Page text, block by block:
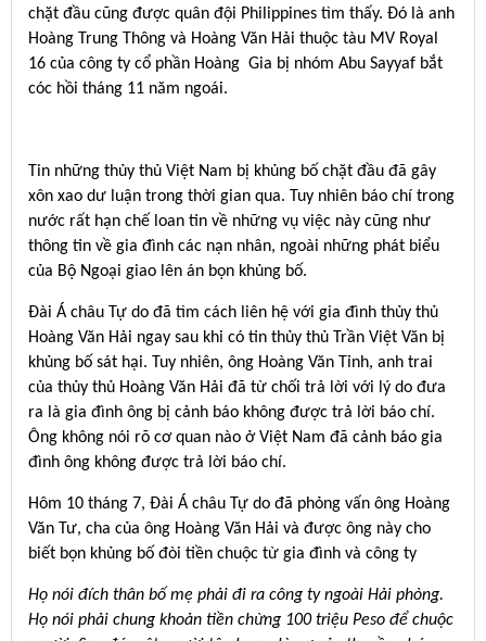
chặt đầu cũng được quân đội Philippines tìm thấy. Đó là anh
Hoàng Trung Thông và Hoàng Văn Hải thuộc tàu MV Royal
16 của công ty cổ phần Hoàng Gia bị nhóm Abu Sayyaf bắt
cóc hồi tháng 11 năm ngoái.
Tin những thủy thủ Việt Nam bị khủng bố chặt đầu đã gây
xôn xao dư luận trong thời gian qua. Tuy nhiên báo chí trong
nước rất hạn chế loan tin về những vụ việc này cũng như
thông tin về gia đình các nạn nhân, ngoài những phát biểu
của Bộ Ngoại giao lên án bọn khủng bố.
Đài Á châu Tự do đã tìm cách liên hệ với gia đình thủy thủ
Hoàng Văn Hải ngay sau khi có tin thủy thủ Trần Việt Văn bị
khủng bố sát hại. Tuy nhiên, ông Hoàng Văn Tỉnh, anh trai
của thủy thủ Hoàng Văn Hải đã từ chối trả lời với lý do đưa
ra là gia đình ông bị cảnh báo không được trả lời báo chí.
Ông không nói rõ cơ quan nào ở Việt Nam đã cảnh báo gia
đình ông không được trả lời báo chí.
Hôm 10 tháng 7, Đài Á châu Tự do đã phỏng vấn ông Hoàng
Văn Tư, cha của ông Hoàng Văn Hải và được ông này cho
biết bọn khủng bố đòi tiền chuộc từ gia đình và công ty
Họ nói đích thân bố mẹ phải đi ra công ty ngoài Hải phòng.
Họ nói phải chung khoản tiền chừng 100 triệu Peso để chuộc